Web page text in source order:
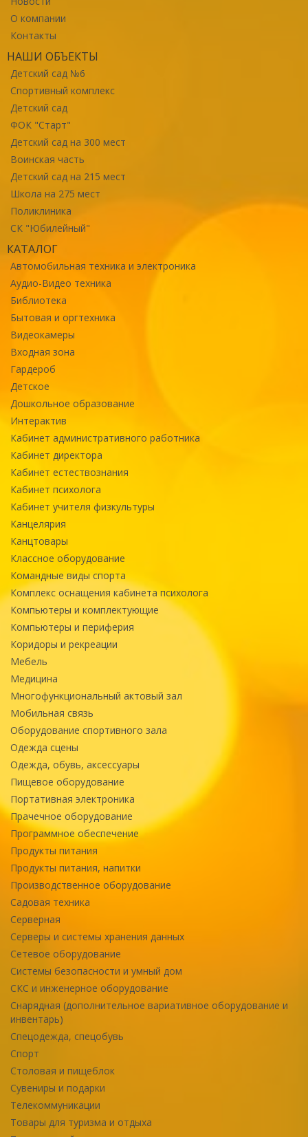
О компании
Контакты
НАШИ ОБЪЕКТЫ
Детский сад №6
Спортивный комплекс
Детский сад
ФОК "Старт"
Детский сад на 300 мест
Воинская часть
Детский сад на 215 мест
Школа на 275 мест
Поликлиника
СК "Юбилейный"
КАТАЛОГ
Автомобильная техника и электроника
Аудио-Видео техника
Библиотека
Бытовая и оргтехника
Видеокамеры
Входная зона
Гардероб
Детское
Дошкольное образование
Интерактив
Кабинет административного работника
Кабинет директора
Кабинет естествознания
Кабинет психолога
Кабинет учителя физкультуры
Канцелярия
Канцтовары
Классное оборудование
Командные виды спорта
Комплекс оснащения кабинета психолога
Компьютеры и комплектующие
Компьютеры и периферия
Коридоры и рекреации
Мебель
Медицина
Многофункциональный актовый зал
Мобильная связь
Оборудование спортивного зала
Одежда сцены
Одежда, обувь, аксессуары
Пищевое оборудование
Портативная электроника
Прачечное оборудование
Программное обеспечение
Продукты питания
Продукты питания, напитки
Производственное оборудование
Садовая техника
Серверная
Серверы и системы хранения данных
Сетевое оборудование
Системы безопасности и умный дом
СКС и инженерное оборудование
Снарядная (дополнительное вариативное оборудование и
инвентарь)
Спецодежда, спецобувь
Спорт
Столовая и пищеблок
Сувениры и подарки
Телекоммуникации
Товары для туризма и отдыха